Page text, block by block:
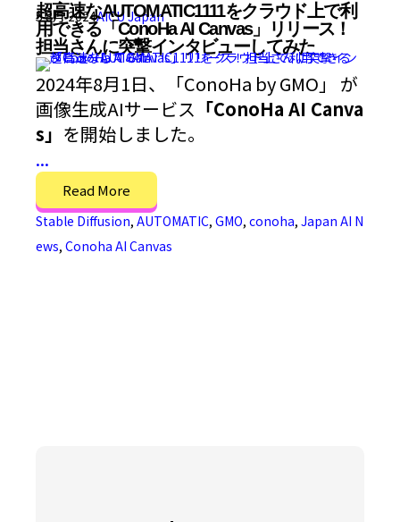
超高速なAUTOMATIC1111をクラウド上で利
用できる「ConoHa AI Canvas」リリース！
担当さんに突撃インタビューしてみた
5 8月 2024AICU Japan
2024年8月1日、「ConoHa by GMO」 が
画像生成AIサービス 「ConoHa AI Canva
s」 を開始しました。
...
Read More
Stable Diffusion, AUTOMATIC, GMO, conoha, Japan AI N
ews, Conoha AI Canvas